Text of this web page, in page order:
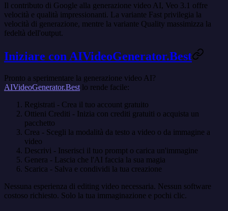
Il contributo di Google alla generazione video AI, Veo 3.1 offre
velocità e qualità impressionanti. La variante Fast privilegia la
velocità di generazione, mentre la variante Quality massimizza la
fedeltà dell'output.
Iniziare con AIVideoGenerator.Best
Pronto a sperimentare la generazione video AI?
AIVideoGenerator.Best lo rende facile:
Registrati - Crea il tuo account gratuito
Ottieni Crediti - Inizia con crediti gratuiti o acquista un
pacchetto
Crea - Scegli la modalità da testo a video o da immagine a
video
Descrivi - Inserisci il tuo prompt o carica un'immagine
Genera - Lascia che l'AI faccia la sua magia
Scarica - Salva e condividi la tua creazione
Nessuna esperienza di editing video necessaria. Nessun software
costoso richiesto. Solo la tua immaginazione e pochi clic.